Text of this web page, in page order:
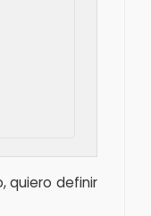
quiero definir